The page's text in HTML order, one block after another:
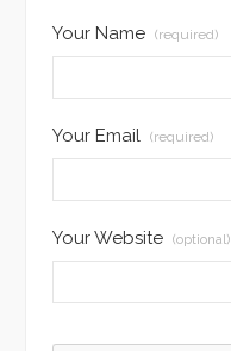
Your Name (required)
Your Email (required)
Your Website (optional)